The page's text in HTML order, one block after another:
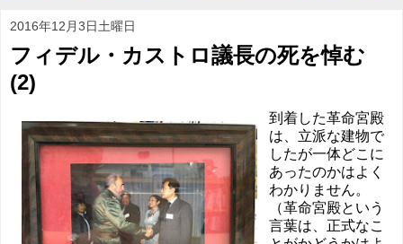
2016年12月3日土曜日
フィデル・カストロ議長の死を悼む
(2)
到着した革命宮殿
は、立派な建物で
したが一体どこに
あったのかはよく
わかりません。
（革命宮殿という
言葉は、正式なこ